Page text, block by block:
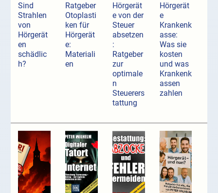
Sind
Strahlen
von
Hörgerät
en
schädlic
h?
Ratgeber
Otoplasti
ken für
Hörgerät
e:
Materiali
en
Hörgerät
e von der
Steuer
absetzen
:
Ratgeber
zur
optimale
n
Steuerers
tattung
Hörgerät
e
Krankenk
asse:
Was sie
kosten
und was
Krankenk
assen
zahlen